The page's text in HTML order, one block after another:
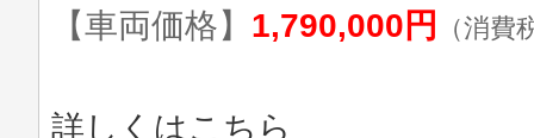
【車両価格】 1,790,000円 （消費
詳しくはこちら